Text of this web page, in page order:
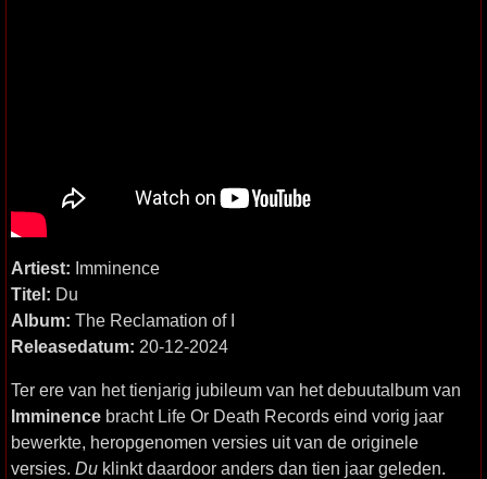
Artiest: Imminence
Titel: Du
Album: The Reclamation of I
Releasedatum: 20-12-2024
Ter ere van het tienjarig jubileum van het debuutalbum van
Imminence bracht Life Or Death Records eind vorig jaar
bewerkte, heropgenomen versies uit van de originele
versies. Du klinkt daardoor anders dan tien jaar geleden.